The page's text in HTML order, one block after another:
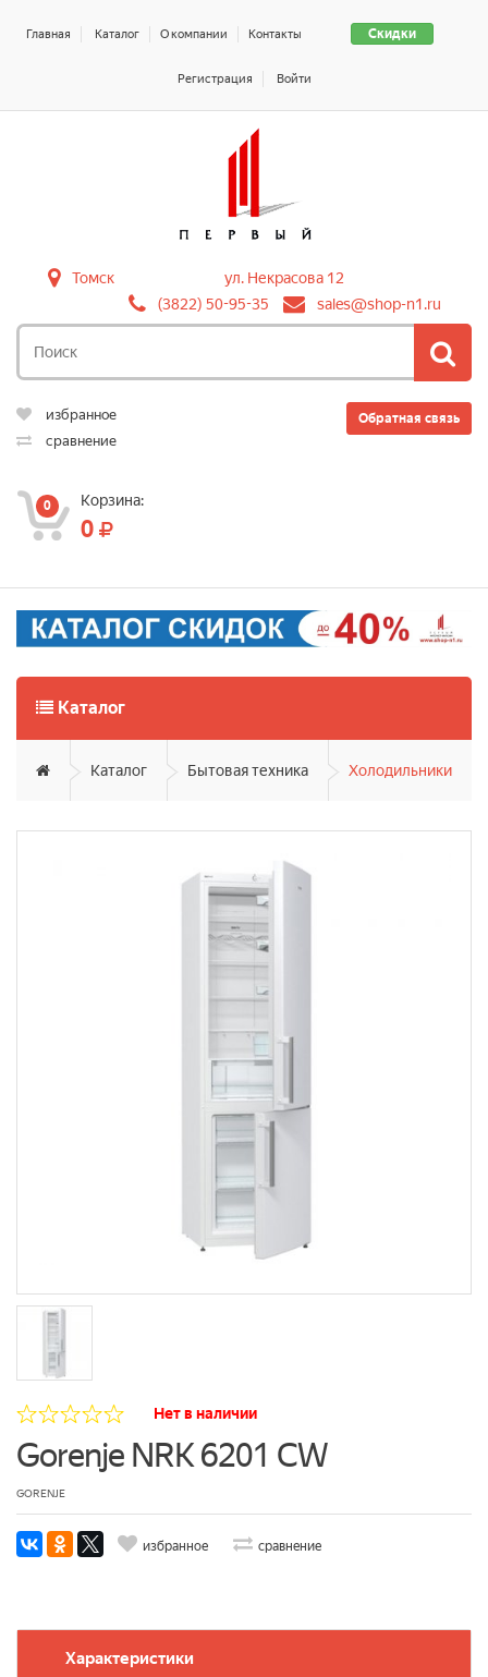
Скидки
Главная Каталог О компании Контакты
Регистрация Войти
Томск
ул. Некрасова 12
(3822) 50-95-35
sales@shop-n1.ru
Обратная связь
избранное
сравнение
0 Корзина:
0
Каталог
Каталог Бытовая техника Холодильники
Нет в наличии
Gorenje NRK 6201 CW
GORENJE
избранное сравнение
Характеристики